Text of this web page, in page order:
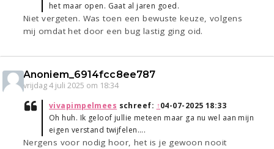
het maar open. Gaat al jaren goed.
Niet vergeten. Was toen een bewuste keuze, volgens
mij omdat het door een bug lastig ging oid.
Anoniem_6914fcc8ee787
vrijdag 4 juli 2025 om 18:34
vivapimpelmees schreef: ↑04-07-2025 18:33
Oh huh. Ik geloof jullie meteen maar ga nu wel aan mijn
eigen verstand twijfelen....
Nergens voor nodig hoor, het is je gewoon nooit